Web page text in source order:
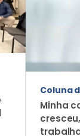
Coluna
Minha